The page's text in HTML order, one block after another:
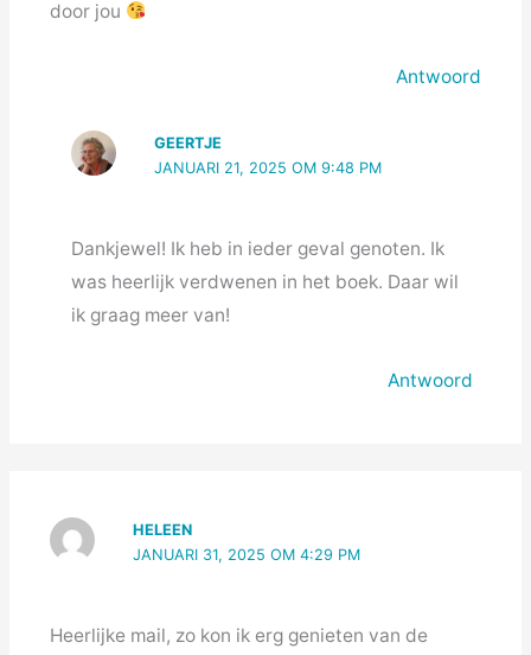
door jou
Antwoord
GEERTJE
JANUARI 21, 2025 OM 9:48 PM
Dankjewel! Ik heb in ieder geval genoten. Ik
was heerlijk verdwenen in het boek. Daar wil
ik graag meer van!
Antwoord
HELEEN
JANUARI 31, 2025 OM 4:29 PM
Heerlijke mail, zo kon ik erg genieten van de